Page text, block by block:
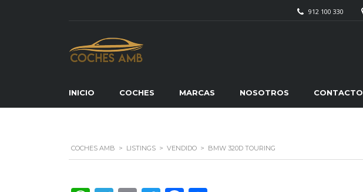
912 100 330
INICIO COCHES MARCAS NOSOTROS CONTACTO
COCHES AMB > LISTINGS > VENDIDO > BMW 320D TOURING